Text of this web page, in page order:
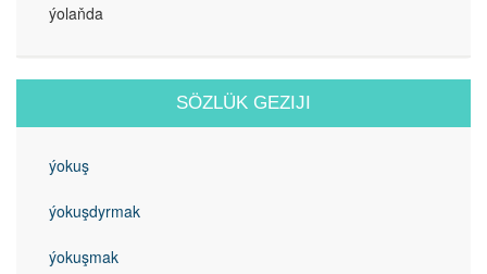
ýolaňda
SÖZLÜK GEZIJI
ýokuş
ýokuşdyrmak
ýokuşmak